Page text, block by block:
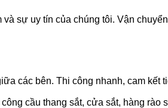
sự uy tín của chúng tôi. Vận
các bên. Thi công nhanh, cam kết
cầu thang sắt, cửa sắt, hàng rào